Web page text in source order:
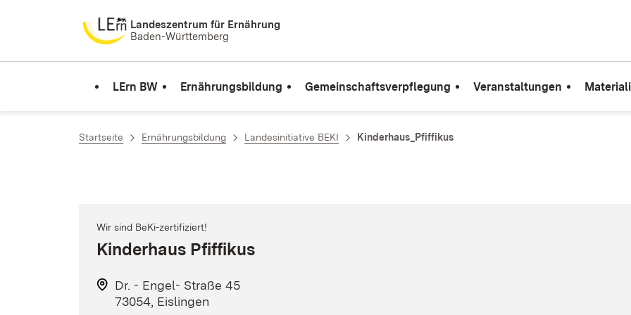
Zum Inhalt springenLandeszentrum für Ernährung
Baden-Württemberg
LErn BW Ernährungsbildung Gemeinschaftsverpflegung Veranstaltungen
Startseite Ernährungsbildung Landesinitiative BEKI Kinderhaus_Pfiffikus
Wir sind BeKi-zertifiziert!
Kinderhaus Pfiffikus
Dr. - Engel- Straße 45
73054, Eislingen